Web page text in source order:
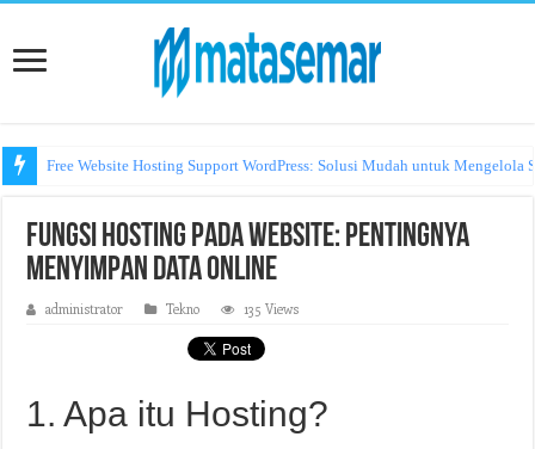
Free Website Hosting Support WordPress: Solusi Mudah untuk Mengelola
Fungsi Hosting pada Website: Pentingnya
Menyimpan Data Online
administrator Tekno 135 Views
1. Apa itu Hosting?